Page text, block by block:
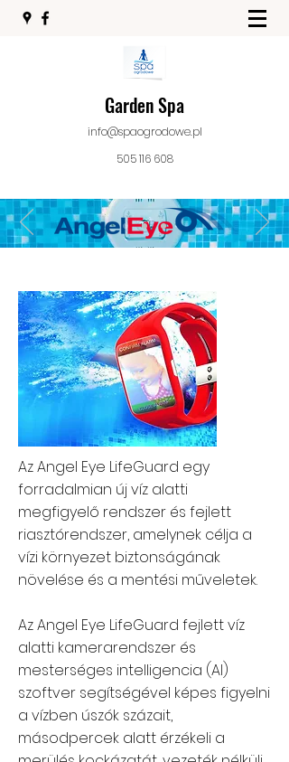
Garden Spa
info@spaogrodowe.pl
505 116 608
Az Angel Eye LifeGuard egy
forradalmian új víz alatti
megfigyelő rendszer és fejlett
riasztórendszer, amelynek célja a
vízi környezet biztonságának
növelése és a mentési műveletek.
Az Angel Eye LifeGuard fejlett víz
alatti kamerarendszer és
mesterséges intelligencia (AI)
szoftver segítségével képes figyelni
a vízben úszók százait,
másodpercek alatt érzékeli a